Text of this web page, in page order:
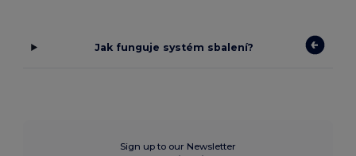
Jak funguje systém sbalení?
Sign up to our Newsletter